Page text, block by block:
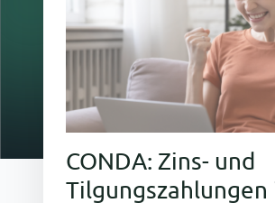
CONDA: Zins- und
Tilgungszahlungen